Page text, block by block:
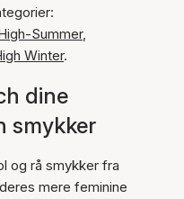
Summer,
Winter.
dine
smykker
og rå smykker fra
mere feminine